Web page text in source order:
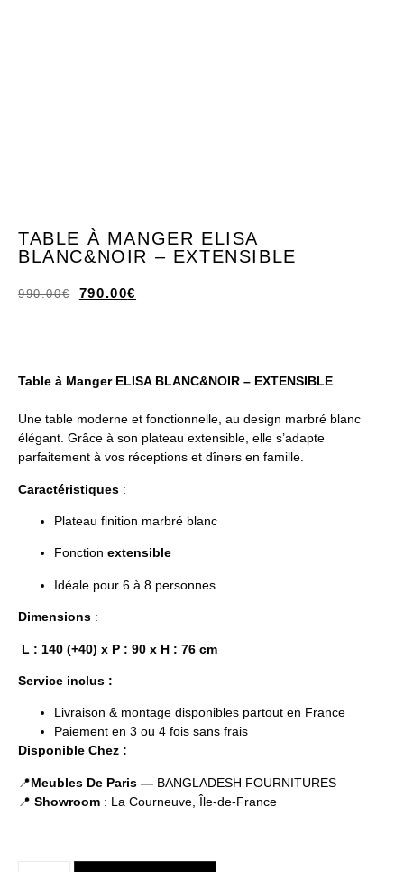
TABLE À MANGER ELISA
BLANC&NOIR – EXTENSIBLE
990.00€ 790.00€
Table à Manger ELISA BLANC&NOIR – EXTENSIBLE
Une table moderne et fonctionnelle, au design marbré blanc
élégant. Grâce à son plateau extensible, elle s’adapte
parfaitement à vos réceptions et dîners en famille.
Caractéristiques :
Plateau finition marbré blanc
Fonction extensible
Idéale pour 6 à 8 personnes
Dimensions :
L : 140 (+40) x P : 90 x H : 76 cm
Service inclus :
Livraison & montage disponibles partout en France
Paiement en 3 ou 4 fois sans frais
Disponible Chez :
📍Meubles De Paris — BANGLADESH FOURNITURES
📍 Showroom : La Courneuve, Île-de-France